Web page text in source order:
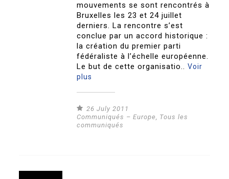
mouvements se sont rencontrés à
Bruxelles les 23 et 24 juillet
derniers. La rencontre s’est
conclue par un accord historique :
la création du premier parti
fédéraliste à l’échelle européenne.
Le but de cette organisatio..Voir
plus
26 July 2011
Communiqués – Europe, Tous les
communiqués